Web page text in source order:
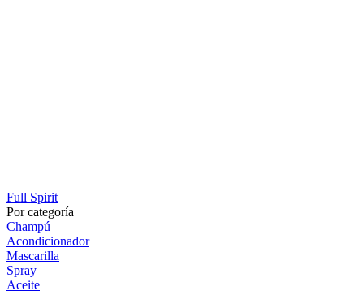
Full Spirit
Por categoría
Champú
Acondicionador
Mascarilla
Spray
Aceite